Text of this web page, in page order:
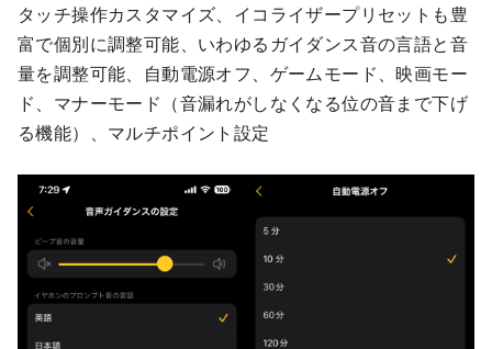
タッチ操作カスタマイズ、イコライザープリセットも豊
富で個別に調整可能、いわゆるガイダンス音の言語と音
量を調整可能、自動電源オフ、ゲームモード、映画モー
ド、マナーモード（音漏れがしなくなる位の音まで下げ
る機能）、マルチポイント設定